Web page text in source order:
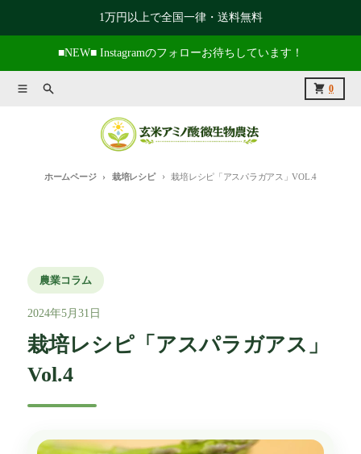
1万円以上で全国一律・送料無料
■NEW■ Instagramのフォローお待ちしています！
メニュー捜索 0
カート
ホームページ 栽培レシピ 栽培レシピ「アスパラガアス」VOL.4
農業コラム
2024年5月31日
栽培レシピ「アスパラガアス」
Vol.4